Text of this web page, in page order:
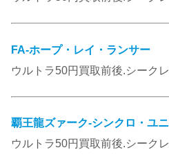
FA-ホープ・レイ・ランサー
ウルトラ50円買取前後.シーク
覇王龍ズァーク-シンクロ・ユ
ウルトラ50円買取前後.シーク